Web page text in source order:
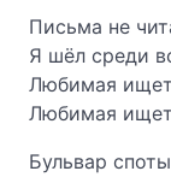
Письма не
Я шёл среди
Любимая
Любимая
Бульвар